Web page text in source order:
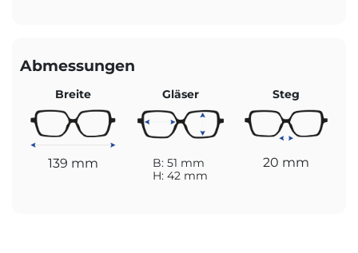
Abmessungen
Breite
139 mm
Gläser
B: 51 mm
H: 42 mm
Steg
20 mm